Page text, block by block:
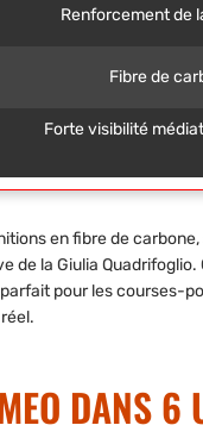
Renforcement de
Fibre de
Forte visibilité
en fibre de
de la Giulia
pour les courses-
DANS 6